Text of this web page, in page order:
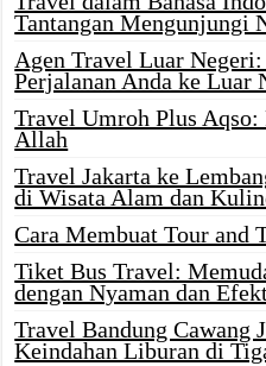
Tantangan Mengunjungi
Agen Travel Luar
Perjalanan Anda ke Luar
Travel Umroh Plus
Allah
Travel Jakarta ke
di Wisata Alam dan
Cara Membuat Tour and
Tiket Bus Travel:
dengan Nyaman dan
Travel Bandung Cawang
Keindahan Liburan di